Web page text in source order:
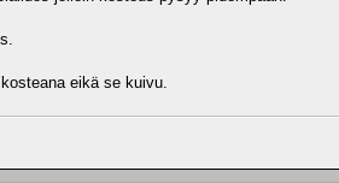
eikä se kuivu.